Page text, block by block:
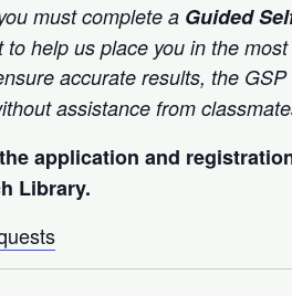
must complete a Guided
to help us place you in the
accurate results, the
assistance from
application and
Library.